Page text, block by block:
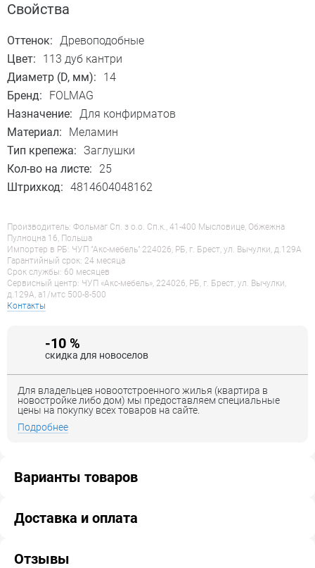
Свойства
Оттенок: Древоподобные
Цвет:
113 дуб кантри
Диаметр (D, мм):
14
Бренд:
FOLMAG
Назначение: Для конфирматов
Материал:
Меламин
Тип крепежа: Заглушки
Кол-во на листе:
25
Штрихкод: 4814604048162
Производитель: Фольмаг Сп. з о.о. Сп.к., 41-400 Мысловице, Обжежна
Пулноцна 16, Польша
Импортер в РБ: ЧУП "Акс-мебель" 224026, РБ, г. Брест, ул. Вычулки, д.129А
Гарантийный срок: 24 месяца
Срок службы: 60 месяцев
Сервисный центр: ЧУП «Акс-мебель», 224026, РБ, г. Брест, ул. Вычулки,
д.129А, a1/мтс 500-8-500
Контакты
-10 %
скидка для новоселов
Для владельцев новоотстроенного жилья (квартира в
новостройке либо дом) мы предоставляем специальные
цены на покупку всех товаров на сайте.
Подробнее
Варианты товаров
Доставка и оплата
Отзывы